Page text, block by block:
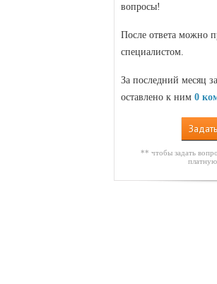
вопросы!
После ответа можно
специалистом.
За последний месяц
оставлено к ним 0
** чтобы задать